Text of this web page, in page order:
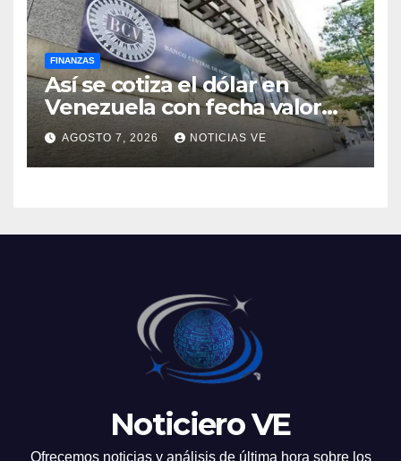
FINANZAS
Así se cotiza el dólar en
Venezuela con fecha valor
lunes 10 de agosto de 2026
AGOSTO 7, 2026 NOTICIAS VE
Noticiero VE
Ofrecemos noticias y análisis de última hora sobre los